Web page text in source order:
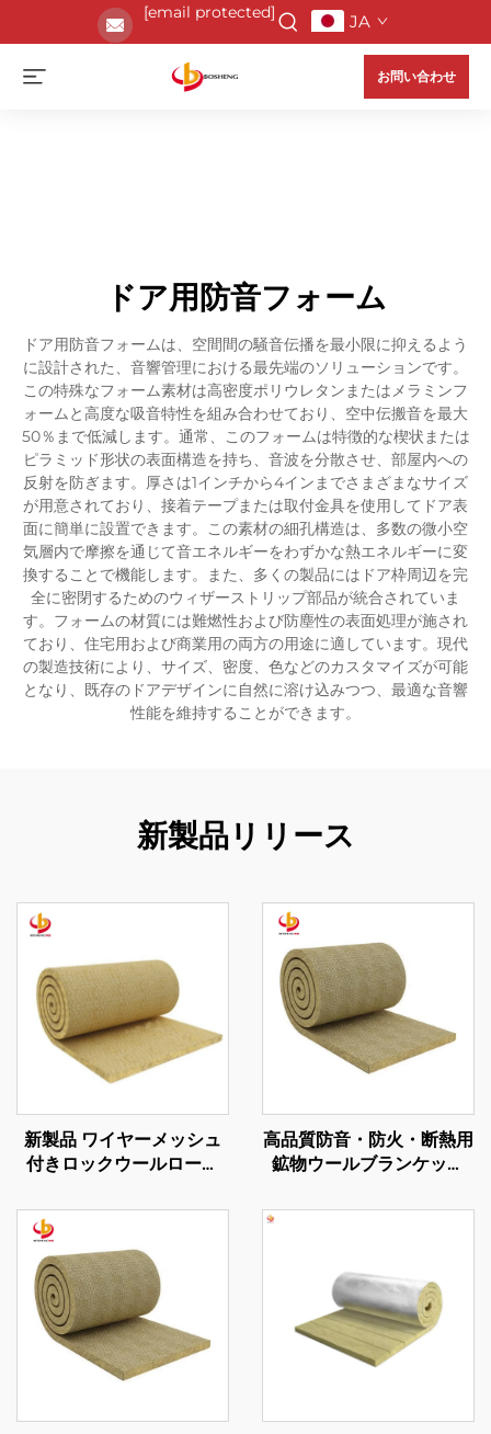
[email protected] JA
お問い合わせ
ドア用防音フォーム
ドア用防音フォームは、空間間の騒音伝播を最小限に抑えるよう
に設計された、音響管理における最先端のソリューションです。
この特殊なフォーム素材は高密度ポリウレタンまたはメラミンフ
ォームと高度な吸音特性を組み合わせており、空中伝搬音を最大
50％まで低減します。通常、このフォームは特徴的な楔状または
ピラミッド形状の表面構造を持ち、音波を分散させ、部屋内への
反射を防ぎます。厚さは1インチから4インまでさまざまなサイズ
が用意されており、接着テープまたは取付金具を使用してドア表
面に簡単に設置できます。この素材の細孔構造は、多数の微小空
気層内で摩擦を通じて音エネルギーをわずかな熱エネルギーに変
換することで機能します。また、多くの製品にはドア枠周辺を完
全に密閉するためのウィザーストリップ部品が統合されていま
す。フォームの材質には難燃性および防塵性の表面処理が施され
ており、住宅用および商業用の両方の用途に適しています。現代
の製造技術により、サイズ、密度、色などのカスタマイズが可能
となり、既存のドアデザインに自然に溶け込みつつ、最適な音響
性能を維持することができます。
新製品リリース
新製品 ワイヤーメッシュ
付きロックウールロール
蔽用岩鉱ウールブランケッ
高品質防音・防火・断熱用
鉱物ウールブランケット
120kg/m3 ロックウールブ